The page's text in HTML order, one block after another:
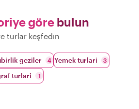
göre bulun
turlar keşfedin
geziler 4 Yemek turlari 3
turlari 1